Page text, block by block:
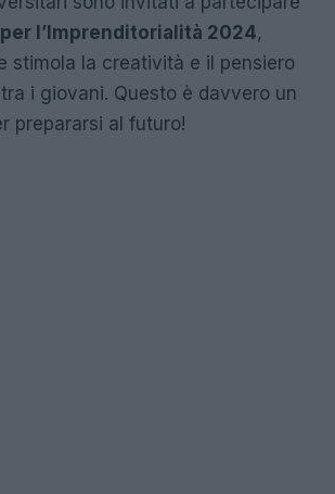
l’Imprenditorialità 2024,
stimola la creatività e il pensiero
i giovani. Questo è davvero un
prepararsi al futuro!